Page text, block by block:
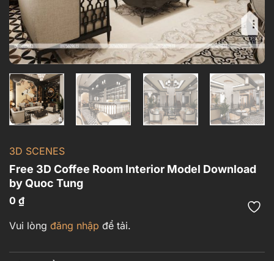
3D SCENES
Free 3D Coffee Room Interior Model Download
by Quoc Tung
0 ₫
Vui lòng đăng nhập để tải.